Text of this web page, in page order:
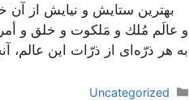
بهترین ستایش و نیایش از آن
و عالَم مُلك و مَلكوت و خلق و أمر
به هر ذرّه‌اى از ذرّات این
دسته‌ها
Uncategorized